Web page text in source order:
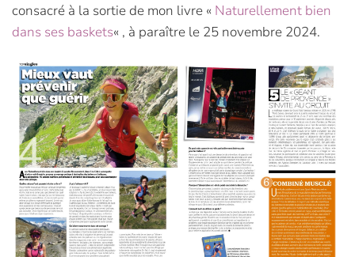
consacré à la sortie de mon livre « Naturellement bien
dans ses baskets« , à paraître le 25 novembre 2024.